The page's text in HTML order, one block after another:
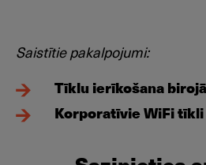
Saistītie pakalpojumi:
Tīklu ierīkošana birojā
Korporatīvie WiFi tīkli